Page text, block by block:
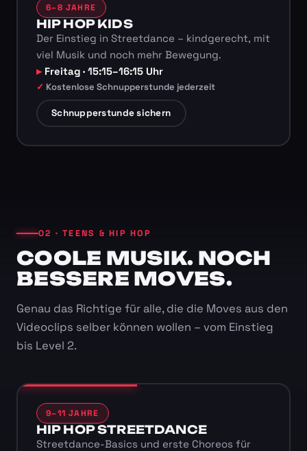
6–8 JAHRE
HIP HOP KIDS
Der Einstieg in Streetdance – kindgerecht, mit
viel Musik und noch mehr Bewegung.
Freitag · 15:15–16:15 Uhr
Kostenlose Schnupperstunde jederzeit
Schnupperstunde sichern
02 · TEENS & HIP HOP
COOLE MUSIK. NOCH
BESSERE MOVES.
Genau das Richtige für alle, die die Moves aus den
Videoclips selber können wollen – vom Einstieg
bis Level 2.
9–11 JAHRE
HIP HOP STREETDANCE
Streetdance-Basics und erste Choreos für